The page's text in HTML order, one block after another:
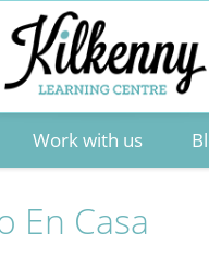
Work with us
En Casa